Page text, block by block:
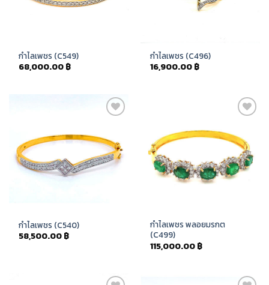
กำไลเพชร (C549)
68,000.00 ฿
กำไลเพชร (C496)
16,900.00 ฿
กำไลเพชร (C540)
58,500.00 ฿
Wishlist
กำไลเพชร พลอยมรกต
(C499)
115,000.00 ฿